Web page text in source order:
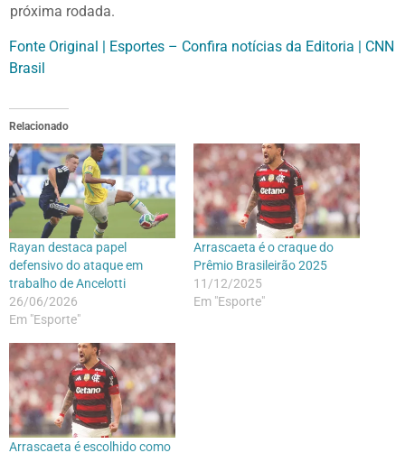
próxima rodada.
Fonte Original | Esportes – Confira notícias da Editoria | CNN
Brasil
Relacionado
Rayan destaca papel
defensivo do ataque em
trabalho de Ancelotti
26/06/2026
Em "Esporte"
Arrascaeta é o craque do
Prêmio Brasileirão 2025
11/12/2025
Em "Esporte"
Arrascaeta é escolhido como